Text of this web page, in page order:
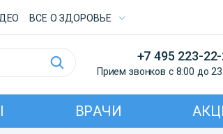
ВСE О ЗДОРОВЬЕ
+7 495 223-
Прием звонков с 8:00 до
ВРАЧИ